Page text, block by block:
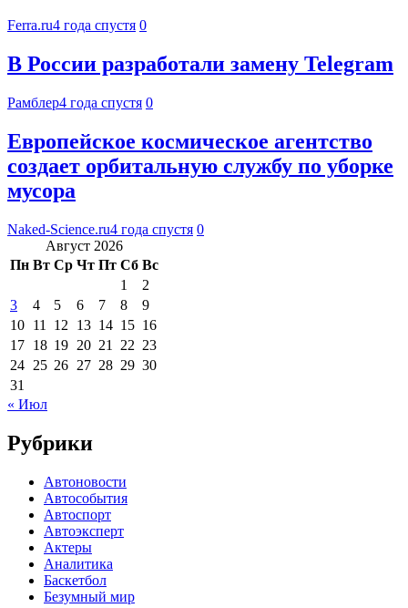
Ferra.ru4 года спустя 0
В России разработали замену Telegram
Рамблер4 года спустя 0
Европейское космическое агентство
создает орбитальную службу по уборке
мусора
Naked-Science.ru4 года спустя 0
Август 2026
Пн Вт Ср Чт Пт Сб Вс
1
2
3
4 5 6 7 8
9
10 11 12 13 14 15 16
17 18 19 20 21 22 23
24 25 26 27 28 29 30
31
« Июл
Рубрики
Автоновости
Автособытия
Автоспорт
Автоэксперт
Актеры
Аналитика
Баскетбол
Безумный мир